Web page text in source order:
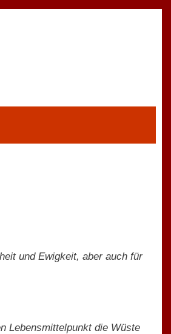
und Ewigkeit, aber auch für
Lebensmittelpunkt die Wüste